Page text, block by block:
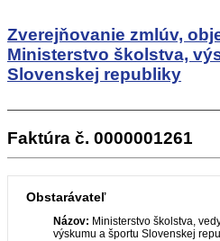
Zverejňovanie zmlúv,
Ministerstvo školstva,
Slovenskej republiky
Faktúra č. 0000001261
Obstarávateľ
Názov: Ministerstvo školstva,
výskumu a športu Slovenskej